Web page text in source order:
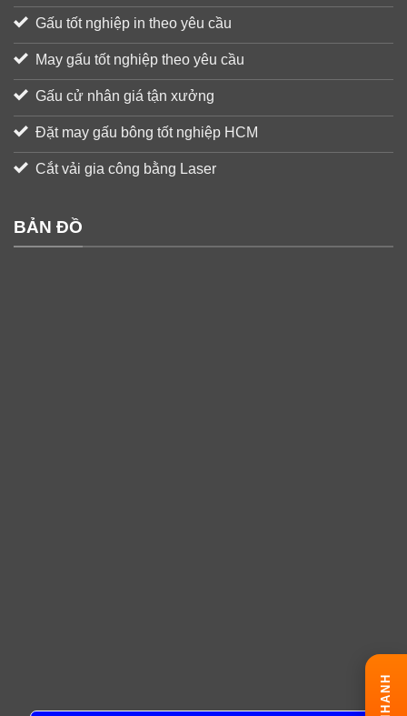
Gấu tốt nghiệp in theo yêu cầu
May gấu tốt nghiệp theo yêu cầu
Gấu cử nhân giá tận xưởng
Đặt may gấu bông tốt nghiệp HCM
Cắt vải gia công bằng Laser
BẢN ĐỒ